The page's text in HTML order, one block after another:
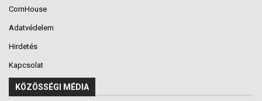
CornHouse
Adatvédelem
Hirdetés
Kapcsolat
KÖZÖSSÉGI MÉDIA